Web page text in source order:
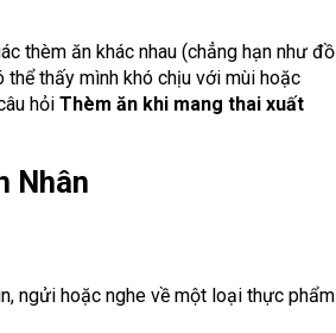
thèm ăn khác nhau (chẳng hạn như đồ
thấy mình khó chịu với mùi hoặc
hỏi Thèm ăn khi mang thai xuất
Nhân
ngửi hoặc nghe về một loại thực phẩm